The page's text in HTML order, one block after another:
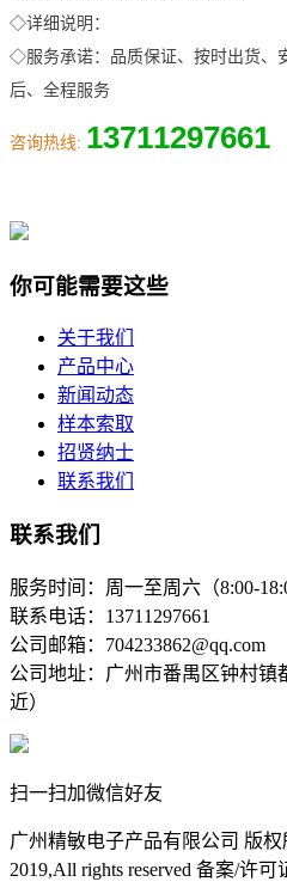
◇详细说明：
◇服务承诺：品质保证、按时出货、
后、全程服务
咨询热线: 13711297661
你可能需要这些
关于我们
产品中心
新闻动态
样本索取
招贤纳士
联系我们
联系我们
服务时间：周一至周六（8:00-
联系电话：13711297661
公司邮箱：704233862@qq.com
公司地址：广州市番禺区钟村
近）
扫一扫加微信好友
广州精敏电子产品有限公司 版权
2019,All rights reserved 备案/许可